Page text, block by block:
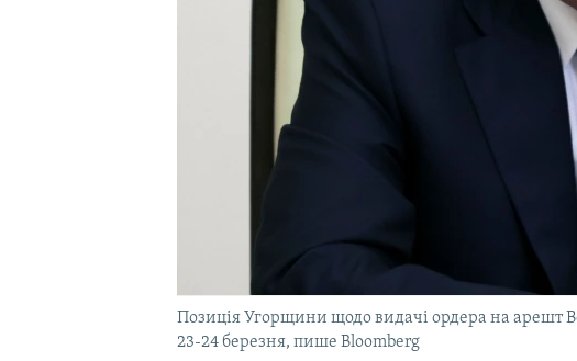
Позиція Угорщини щодо видачі ордера на арешт
23-24 березня, пише Bloomberg